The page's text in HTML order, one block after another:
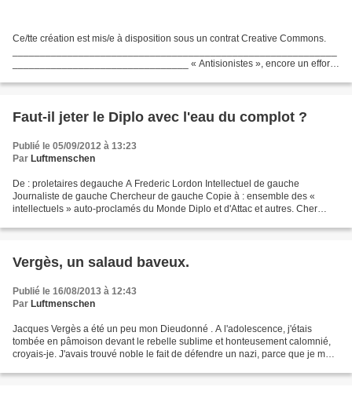
Ce/tte création est mis/e à disposition sous un contrat Creative Commons.
________________________________ « Antisionistes », encore un effort
Faut-il jeter le Diplo avec l'eau du complot ?
Publié le 05/09/2012 à 13:23
Par Luftmenschen
De : proletaires degauche A Frederic Lordon Intellectuel de gauche
Journaliste de gauche Chercheur de gauche Copie à : ensemble des «
intellectuels » auto-proclamés du Monde Diplo et d'Attac et autres. Cher
Vergès, un salaud baveux.
Publié le 16/08/2013 à 12:43
Par Luftmenschen
Jacques Vergès a été un peu mon Dieudonné . A l'adolescence, j'étais
tombée en pâmoison devant le rebelle sublime et honteusement calomnié,
croyais-je. J'avais trouvé noble le fait de défendre un nazi, parce que je me